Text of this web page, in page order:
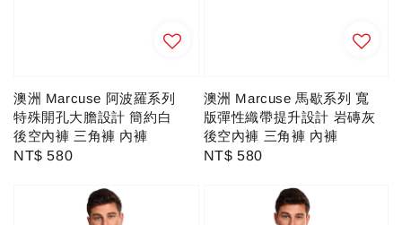
澳洲 Marcuse 阿波羅系列
特殊開孔大膽設計 簡約白
後空內褲 三角褲 內褲
Regular
NT$ 580
澳洲 Marcuse 馬歇系列 寬
版彈性織帶提升設計 岩磚灰
後空內褲 三角褲 內褲
Regular
NT$ 580